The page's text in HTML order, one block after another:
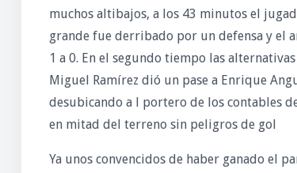
muchos altibajos, a los 43 minutos el
grande fue derribado por un defensa y el
1 a 0. En el segundo tiempo las
Miguel Ramírez dió un pase a Enrique
desubicando a l portero de los contables
en mitad del terreno sin peligros de gol
Ya unos convencidos de haber ganado el